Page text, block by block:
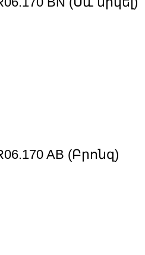
AB (Բրոնզ)